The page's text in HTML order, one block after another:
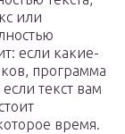
или
если какие-
программа
текст вам
время.